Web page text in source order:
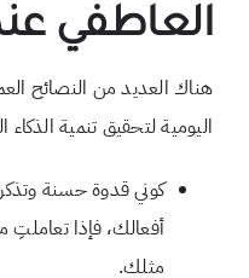
العاطفي
هناك العديد من النصائح
اليومية لتحقيق تنمية
كوني قدوة حسنة
أفعالك، فإذا
مثلك.